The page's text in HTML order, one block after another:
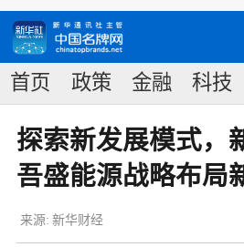
首页 政策 金融 科技
探索新发展模式，
吾盛能源战略布局
来源: 新华财经